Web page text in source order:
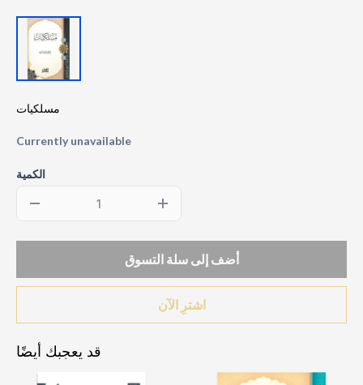
مسلكيات
Currently unavailable
الكمية
أضف إلى سلة التسوق
اشترِ الآن
قد يعجبك أيضًا